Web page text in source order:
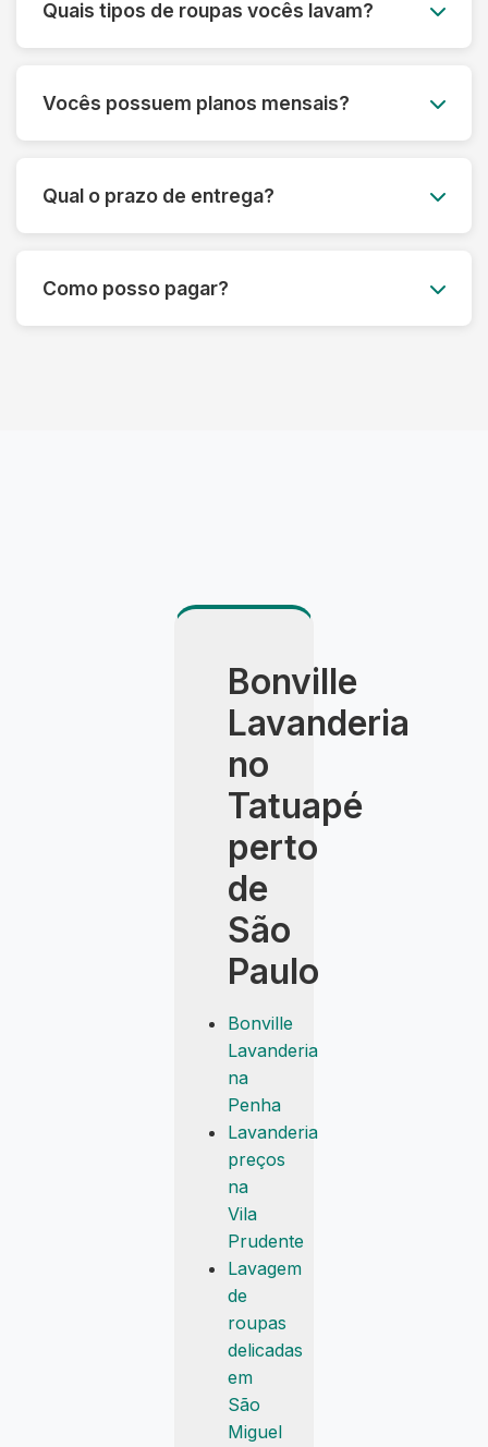
a lavagem, entregamos tudo limpo e passado
para você.
Quais tipos de roupas vocês lavam?
festa, ternos e roupas de couro. Também
lavamos edredons, tapetes, tênis e muito mais.
Vocês possuem planos mensais?
necessidades, com um ótimo custo-benefício.
Entre em contato para saber mais.
Qual o prazo de entrega?
Oferecemos também opções de lavagem
express.
Como posso pagar?
Bonville
Lavanderia
no
Tatuapé
perto
de
São
Paulo
Bonville
Lavanderia
na
Penha
Lavanderia
preços
na
Vila
Prudente
Lavagem
de
roupas
delicadas
em
São
Miguel